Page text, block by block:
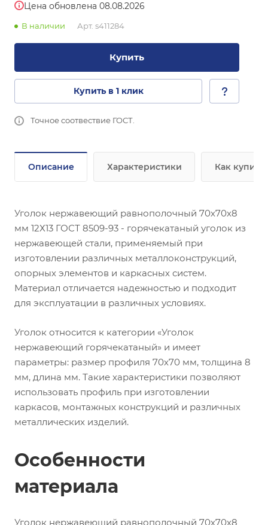
Цена обновлена 08.08.2026
В наличии Арт. s411284
Купить
Купить в 1 клик
Точное соотвествие ГОСТ.
Описание Характеристики Как купить
Уголок нержавеющий равнополочный 70х70х8
мм 12Х13 ГОСТ 8509-93 - горячекатаный уголок из
нержавеющей стали, применяемый при
изготовлении различных металлоконструкций,
опорных элементов и каркасных систем.
Материал отличается надежностью и подходит
для эксплуатации в различных условиях.
Уголок относится к категории «Уголок
нержавеющий горячекатаный» и имеет
параметры: размер профиля 70х70 мм, толщина 8
мм, длина мм. Такие характеристики позволяют
использовать профиль при изготовлении
каркасов, монтажных конструкций и различных
металлических изделий.
Особенности
материала
Уголок нержавеющий равнополочный 70х70х8